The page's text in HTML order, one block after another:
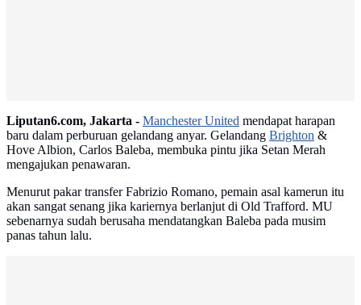
Liputan6.com, Jakarta - Manchester United mendapat harapan
baru dalam perburuan gelandang anyar. Gelandang Brighton &
Hove Albion, Carlos Baleba, membuka pintu jika Setan Merah
mengajukan penawaran.
Menurut pakar transfer Fabrizio Romano, pemain asal kamerun itu
akan sangat senang jika kariernya berlanjut di Old Trafford. MU
sebenarnya sudah berusaha mendatangkan Baleba pada musim
panas tahun lalu.